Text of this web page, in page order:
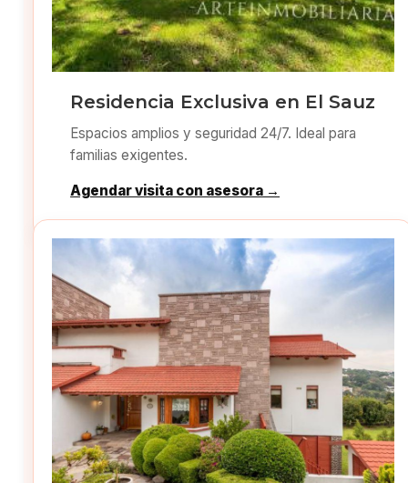
Residencia Exclusiva en El Sauz
Espacios amplios y seguridad 24/7. Ideal para
familias exigentes.
Agendar visita con asesora →